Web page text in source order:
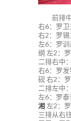
前排
右6：罗
右2：罗
左6：罗
纲 左2：
二排右中
右6：罗
砚 右2：
二排左中
左6：罗泰
湘 左2：
三排从右往